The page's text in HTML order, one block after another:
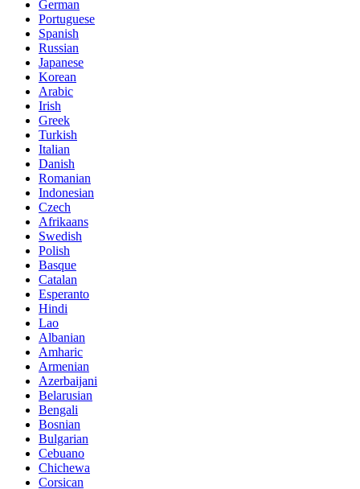
German
Portuguese
Spanish
Russian
Japanese
Korean
Arabic
Irish
Greek
Turkish
Italian
Danish
Romanian
Indonesian
Czech
Afrikaans
Swedish
Polish
Basque
Catalan
Esperanto
Hindi
Lao
Albanian
Amharic
Armenian
Azerbaijani
Belarusian
Bengali
Bosnian
Bulgarian
Cebuano
Chichewa
Corsican